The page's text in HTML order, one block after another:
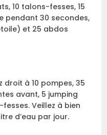
10 talons-fesses, 15
pendant 30 secondes,
et 25 abdos
droit à 10 pompes, 35
avant, 5 jumping
Veillez à bien
d’eau par jour.